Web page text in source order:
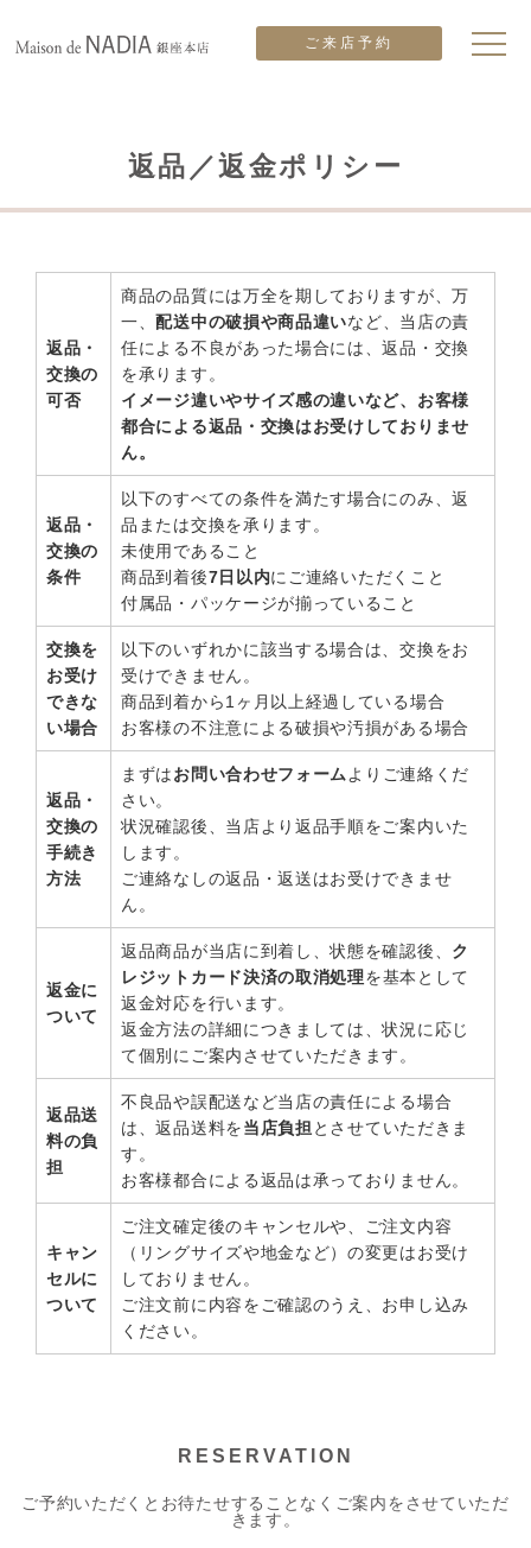
ご来店予約
ホーム > 返品／返金ポリシー
返品／返金ポリシー
返品・
交換の
可否
商品の品質には万全を期しておりますが、万
一、配送中の破損や商品違いなど、当店の責
任による不良があった場合には、返品・交換
を承ります。
イメージ違いやサイズ感の違いなど、お客様
都合による返品・交換はお受けしておりませ
ん。
返品・
交換の
条件
以下のすべての条件を満たす場合にのみ、返
品または交換を承ります。
未使用であること
商品到着後7日以内にご連絡いただくこと
付属品・パッケージが揃っていること
交換を
お受け
できな
い場合
以下のいずれかに該当する場合は、交換をお
受けできません。
商品到着から1ヶ月以上経過している場合
お客様の不注意による破損や汚損がある場合
返品・
交換の
手続き
方法
まずはお問い合わせフォームよりご連絡くだ
さい。
状況確認後、当店より返品手順をご案内いた
します。
ご連絡なしの返品・返送はお受けできませ
ん。
返金に
ついて
返品商品が当店に到着し、状態を確認後、 ク
レジットカード決済の取消処理を基本として
返金対応を行います。
返金方法の詳細につきましては、状況に応じ
て個別にご案内させていただきます。
返品送
料の負
担
不良品や誤配送など当店の責任による場合
は、返品送料を当店負担とさせていただきま
す。
お客様都合による返品は承っておりません。
キャン
セルに
ついて
ご注文確定後のキャンセルや、ご注文内容
（リングサイズや地金など）の変更はお受け
しておりません。
ご注文前に内容をご確認のうえ、お申し込み
ください。
RESERVATION
ご予約いただくとお待たせすることなくご案内をさせていただ
きます。